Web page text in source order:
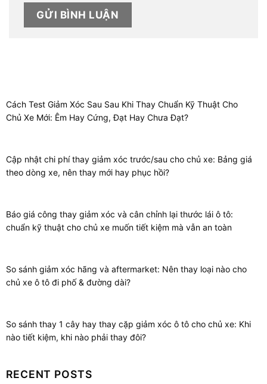
Cách Test Giảm Xóc Sau Sau Khi Thay Chuẩn Kỹ Thuật Cho
Chủ Xe Mới: Êm Hay Cứng, Đạt Hay Chưa Đạt?
Cập nhật chi phí thay giảm xóc trước/sau cho chủ xe: Bảng giá
theo dòng xe, nên thay mới hay phục hồi?
Báo giá công thay giảm xóc và cân chỉnh lại thước lái ô tô:
chuẩn kỹ thuật cho chủ xe muốn tiết kiệm mà vẫn an toàn
So sánh giảm xóc hãng và aftermarket: Nên thay loại nào cho
chủ xe ô tô đi phố & đường dài?
So sánh thay 1 cây hay thay cặp giảm xóc ô tô cho chủ xe: Khi
nào tiết kiệm, khi nào phải thay đôi?
RECENT POSTS